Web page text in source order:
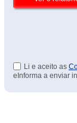
Li e aceito as
eInforma a enviar